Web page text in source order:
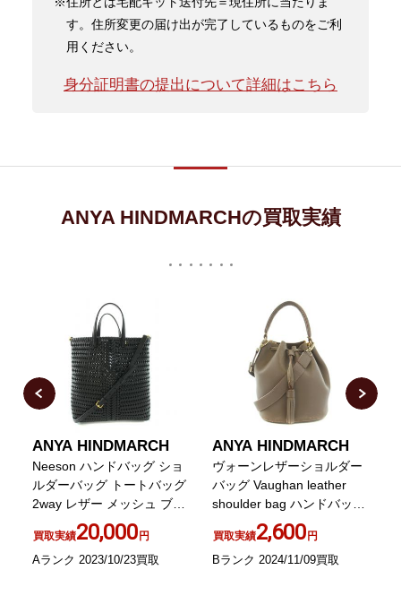
す。住所変更の届け出が完了しているものをご利
用ください。
身分証明書の提出について詳細はこちら
ANYA HINDMARCHの買取実績
ANYA HINDMARCH
Neeson ハンドバッグ ショ
ルダーバッグ トートバッグ
2way レザー メッシュ ブラ
買取実績20,000円
Aランク 2023/10/23買取
ANYA HINDMARCH
ヴォーンレザーショルダー
バッグ Vaughan leather
shoulder bag ハンドバッグ
2way タッセル
買取実績2,600円
Bランク 2024/11/09買取